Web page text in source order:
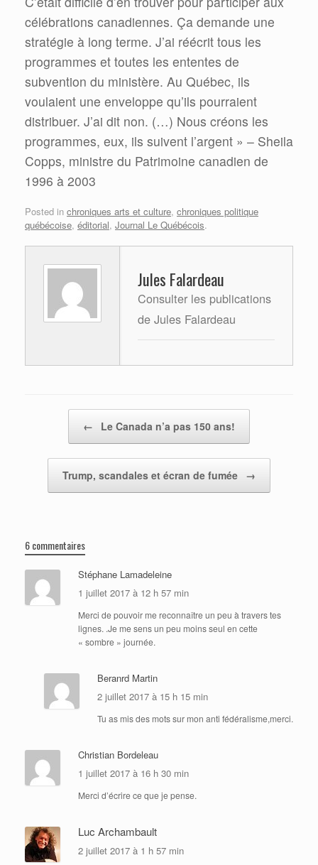
célébrations canadiennes. Ça demande une
stratégie à long terme. J’ai réécrit tous les
programmes et toutes les ententes de
subvention du ministère. Au Québec, ils
voulaient une enveloppe qu’ils pourraient
distribuer. J’ai dit non. (…) Nous créons les
programmes, eux, ils suivent l’argent » – Sheila
Copps, ministre du Patrimoine canadien de
1996 à 2003
Posted in chroniques arts et culture, chroniques politique
québécoise, éditorial, Journal Le Québécois.
Jules Falardeau
Consulter les publications
de Jules Falardeau
← Le Canada n’a pas 150 ans!
Trump, scandales et écran de fumée →
6 commentaires
Stéphane Lamadeleine
1 juillet 2017 à 12 h 57 min
Merci de pouvoir me reconnaître un peu à travers tes
lignes. .Je me sens un peu moins seul en cette
« sombre » journée.
Beranrd Martin
2 juillet 2017 à 15 h 15 min
Tu as mis des mots sur mon anti fédéralisme,merci.
Christian Bordeleau
1 juillet 2017 à 16 h 30 min
Merci d’écrire ce que je pense.
Luc Archambault
2 juillet 2017 à 1 h 57 min